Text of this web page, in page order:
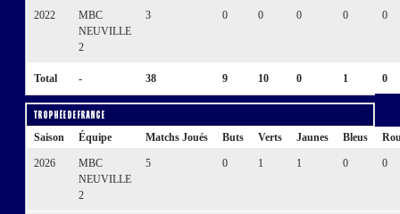
2022
MBC
NEUVILLE
2
3 0 0 0 0 0
Total - 38 9 10 0 1 0
Trophée de France
Saison Équipe Matchs Joués Buts Verts Jaunes Bleus
2026
MBC
NEUVILLE
2
5 0 1 1 0 0